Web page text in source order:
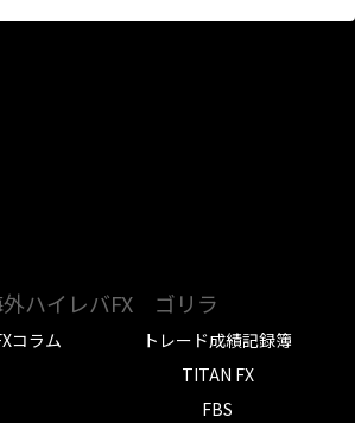
ハイレバFX ゴリラ
コラム
トレード成績記録簿
TITAN FX
FBS